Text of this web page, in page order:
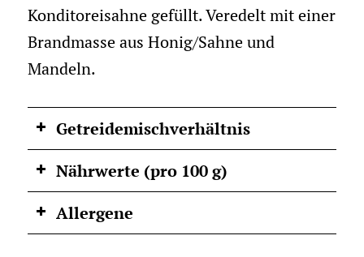
Konditoreisahne gefüllt. Veredelt mit einer
Brandmasse aus Honig/Sahne und
Mandeln.
Getreidemischverhältnis
Nährwerte (pro 100 g)
Allergene